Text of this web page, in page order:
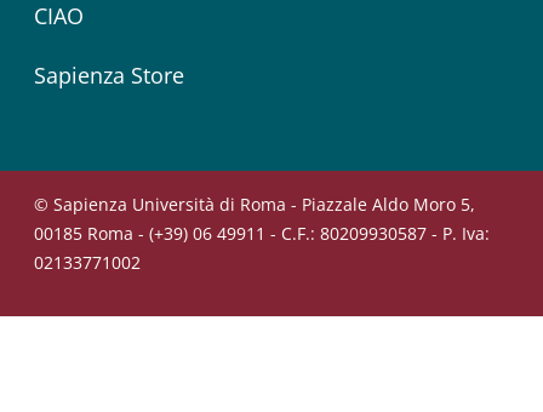
CIAO
Sapienza Store
© Sapienza Università di Roma - Piazzale Aldo Moro 5,
00185 Roma - (+39) 06 49911 - C.F.: 80209930587 - P. Iva:
02133771002